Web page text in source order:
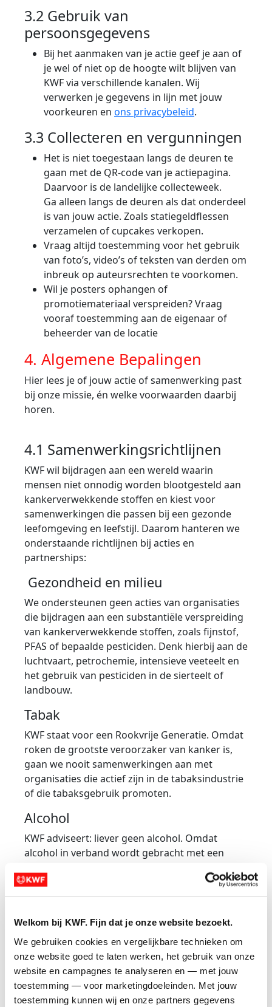
Welkom bij KWF. Fijn dat je onze website bezoekt.
We gebruiken cookies en vergelijkbare technieken om
onze website goed te laten werken, het gebruik van onze
website en campagnes te analyseren en — met jouw
toestemming — voor marketingdoeleinden. Met jouw
toestemming kunnen wij en onze partners gegevens
3.2 Gebruik van
persoonsgegevens
Bij het aanmaken van je actie geef je aan of
je wel of niet op de hoogte wilt blijven van
KWF via verschillende kanalen. Wij
verwerken je gegevens in lijn met jouw
voorkeuren en ons privacybeleid.
3.3 Collecteren en vergunningen
Het is niet toegestaan langs de deuren te
gaan met de QR-code van je actiepagina.
Daarvoor is de landelijke collecteweek.
Ga alleen langs de deuren als dat onderdeel
is van jouw actie. Zoals statiegeldflessen
verzamelen of cupcakes verkopen.
Vraag altijd toestemming voor het gebruik
van foto’s, video’s of teksten van derden om
inbreuk op auteursrechten te voorkomen.
Wil je posters ophangen of
promotiemateriaal verspreiden? Vraag
vooraf toestemming aan de eigenaar of
beheerder van de locatie
4. Algemene Bepalingen
Hier lees je of jouw actie of samenwerking past
bij onze missie, én welke voorwaarden daarbij
horen.
4.1 Samenwerkingsrichtlijnen
KWF wil bijdragen aan een wereld waarin
mensen niet onnodig worden blootgesteld aan
kankerverwekkende stoffen en kiest voor
samenwerkingen die passen bij een gezonde
leefomgeving en leefstijl. Daarom hanteren we
onderstaande richtlijnen bij acties en
partnerships:
Gezondheid en milieu
We ondersteunen geen acties van organisaties
die bijdragen aan een substantiële verspreiding
van kankerverwekkende stoffen, zoals fijnstof,
PFAS of bepaalde pesticiden. Denk hierbij aan de
luchtvaart, petrochemie, intensieve veeteelt en
het gebruik van pesticiden in de sierteelt of
landbouw.
Tabak
KWF staat voor een Rookvrije Generatie. Omdat
roken de grootste veroorzaker van kanker is,
gaan we nooit samenwerkingen aan met
organisaties die actief zijn in de tabaksindustrie
of die tabaksgebruik promoten.
Alcohol
KWF adviseert: liever geen alcohol. Omdat
alcohol in verband wordt gebracht met een
kanker, werkt KWF niet samen met de
alcoholindustrie. KWF wenst dat haar naam niet
Het KWF actielogo mag dan ook nooit
gecombineerd worden met alcoholmerken of -
promotie.
Farmaceutische industrie
Samenwerkingen met farmaceutische bedrijven